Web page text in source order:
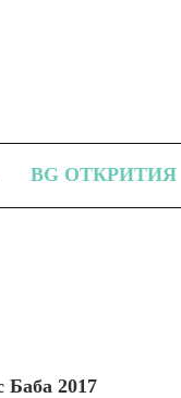
BG ОТКРИТИЯ
Баба 2017